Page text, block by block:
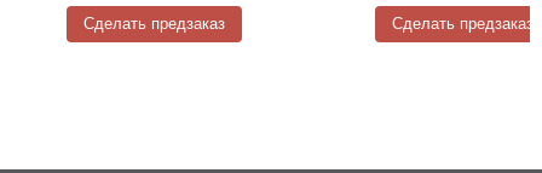
Сделать предзаказ Сделать предзаказ